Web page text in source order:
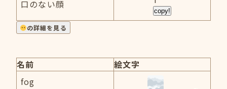
copy!
口のない顔
の詳細を見る
名前
絵文字
fog